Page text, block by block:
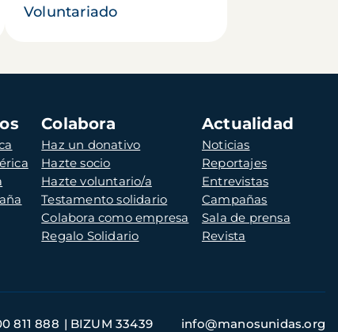
Voluntariado
Colabora
Haz un donativo
Hazte socio
Hazte voluntario/a
Testamento solidario
Colabora como empresa
Regalo Solidario
Actualidad
Noticias
Reportajes
Entrevistas
Campañas
Sala de prensa
Revista
811 888 BIZUM 33439 info@manosunidas.org